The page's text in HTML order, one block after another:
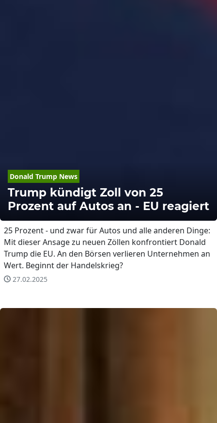
Donald Trump News
Trump kündigt Zoll von 25
Prozent auf Autos an - EU reagiert
25 Prozent - und zwar für Autos und alle anderen Dinge:
Mit dieser Ansage zu neuen Zöllen konfrontiert Donald
Trump die EU. An den Börsen verlieren Unternehmen an
Wert. Beginnt der Handelskrieg?
27.02.2025